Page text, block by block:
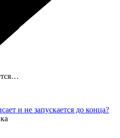
и не запускается до конца?